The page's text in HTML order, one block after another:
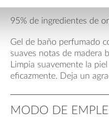
95% de ingredientes de
Gel de baño perfumado
suaves notas de madera
Limpia suavemente la
eficazmente. Deja un
MODO DE